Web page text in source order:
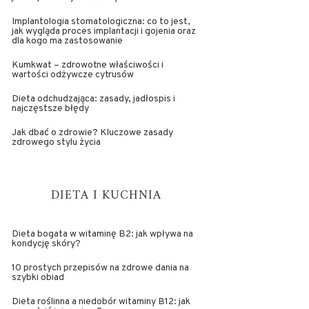
Implantologia stomatologiczna: co to jest,
jak wygląda proces implantacji i gojenia oraz
dla kogo ma zastosowanie
Kumkwat – zdrowotne właściwości i
wartości odżywcze cytrusów
Dieta odchudzająca: zasady, jadłospis i
najczęstsze błędy
Jak dbać o zdrowie? Kluczowe zasady
zdrowego stylu życia
DIETA I KUCHNIA
Dieta bogata w witaminę B2: jak wpływa na
kondycję skóry?
10 prostych przepisów na zdrowe dania na
szybki obiad
Dieta roślinna a niedobór witaminy B12: jak